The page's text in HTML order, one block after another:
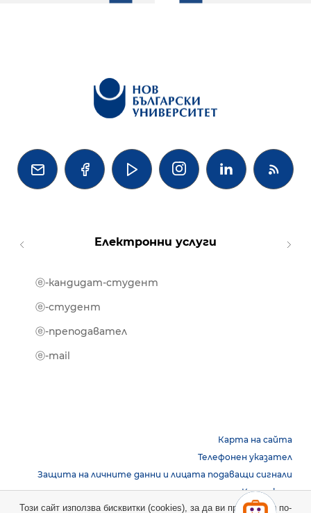
   
Електронни услуги
ⓔ-кандидат-студент
ⓔ-студент
ⓔ-преподавател
ⓔ-mail
Карта на сайта
Телефонен указател
Защита на личните данни и лицата подаващи сигнали
Контакти
Този сайт използва бисквитки (cookies), за да ви предостави по-